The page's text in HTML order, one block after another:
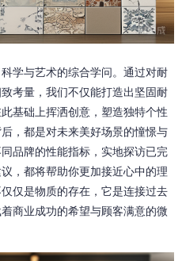
学与艺术的综合学问。通过对耐
考量，我们不仅能打造出坚固耐
基础上挥洒创意，塑造独特个性
，都是对未来美好场景的憧憬与
品牌的性能指标，实地探访已完
，都将帮助你更加接近心中的理
仅是物质的存在，它是连接过去
商业成功的希望与顾客满意的微